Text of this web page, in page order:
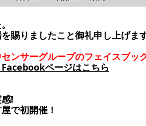
賜りましたこと御礼申し上げます
ンサーグループのフェイスブッ
ページはこちら
!
で初開催！